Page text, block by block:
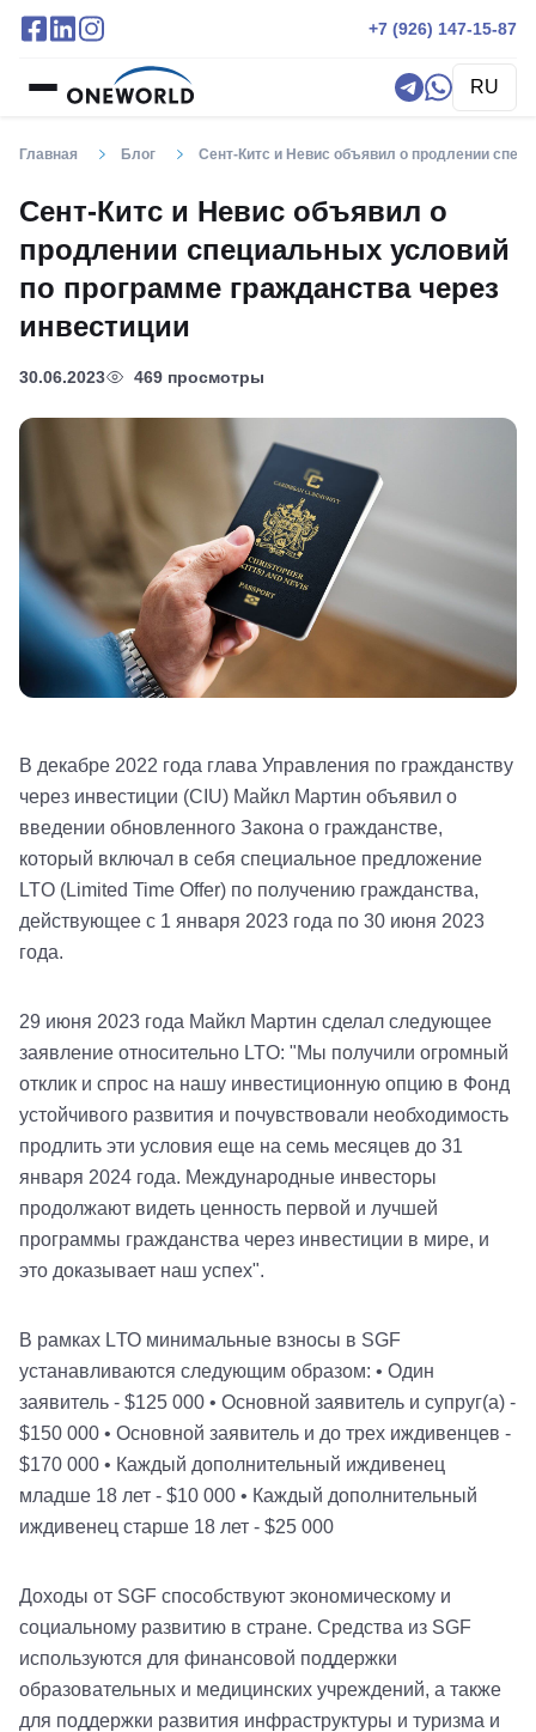
+7 (926) 147-15-87
RU
Главная Блог Сент-Китс и Невис объявил о продлении
Сент-Китс и Невис объявил о
продлении специальных условий
по программе гражданства через
инвестиции
30.06.2023 469 просмотры
В декабре 2022 года глава Управления по гражданству
через инвестиции (CIU) Майкл Мартин объявил о
введении обновленного Закона о гражданстве,
который включал в себя специальное предложение
LTO (Limited Time Offer) по получению гражданства,
действующее с 1 января 2023 года по 30 июня 2023
года.
29 июня 2023 года Майкл Мартин сделал следующее
заявление относительно LTO: "Мы получили огромный
отклик и спрос на нашу инвестиционную опцию в Фонд
устойчивого развития и почувствовали необходимость
продлить эти условия еще на семь месяцев до 31
января 2024 года. Международные инвесторы
продолжают видеть ценность первой и лучшей
программы гражданства через инвестиции в мире, и
это доказывает наш успех".
В рамках LТО минимальные взносы в SGF
устанавливаются следующим образом: • Один
заявитель - $125 000 • Основной заявитель и супруг(а) -
$150 000 • Основной заявитель и до трех иждивенцев -
$170 000 • Каждый дополнительный иждивенец
младше 18 лет - $10 000 • Каждый дополнительный
иждивенец старше 18 лет - $25 000
Доходы от SGF способствуют экономическому и
социальному развитию в стране. Средства из SGF
используются для финансовой поддержки
образовательных и медицинских учреждений, а также
для поддержки развития инфраструктуры и туризма и